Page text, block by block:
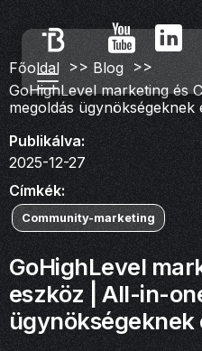
Főoldal >> Blog >>
GoHighLevel marketing és
megoldás ügynökségeknek
Publikálva:
2025-12-27
Címkék:
Community-marketing
GoHighLevel
eszköz | All-in-
ügynökségeknek